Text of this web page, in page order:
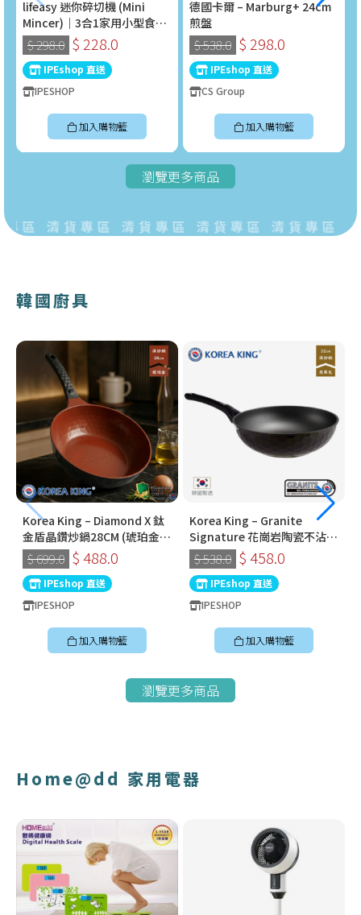
lifeasy 迷你碎切機 (Mini
Mincer)｜3合1家用小型食物
處理器 (400W)
$ 298.0 $ 228.0
IPEshop 直送
IPESHOP
加入購物籃
德國卡爾 – Marburg+ 24cm
煎盤
$ 538.0 $ 298.0
IPEshop 直送
CS Group
加入購物籃
瀏覽更多商品
區 清貨專區 清貨專區 清貨專區 清貨專區
韓國廚具
Korea King – Diamond X 鈦
金盾晶鑽炒鍋28CM (琥珀金) |
韓國製易潔鑊 (連蓋)
$ 699.0 $ 488.0
IPEshop 直送
IPESHOP
加入購物籃
Korea King – Granite
Signature 花崗岩陶瓷不沾鍋
〡32cm深炒鍋 〡經典炭黑色
〡韓國製易潔鑊
$ 538.0 $ 458.0
IPEshop 直送
IPESHOP
加入購物籃
瀏覽更多商品
Home@dd 家用電器